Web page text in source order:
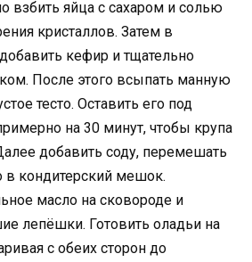
взбить яйца с сахаром и солью
кристаллов. Затем в
кефир и тщательно
После этого всыпать манную
тесто. Оставить его под
на 30 минут, чтобы крупа
добавить соду, перемешать
в кондитерский мешок.
масло на сковороде и
лепёшки. Готовить оладьи на
с обеих сторон до